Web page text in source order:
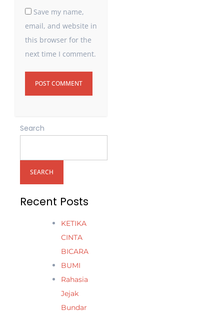
Save my name,
email, and website in
this browser for the
next time I comment.
Search
SEARCH
Recent Posts
KETIKA
CINTA
BICARA
BUMI
Rahasia
Jejak
Bundar